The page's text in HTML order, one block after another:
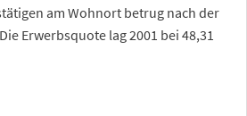
am Wohnort betrug nach der
Erwerbsquote lag 2001 bei 48,31